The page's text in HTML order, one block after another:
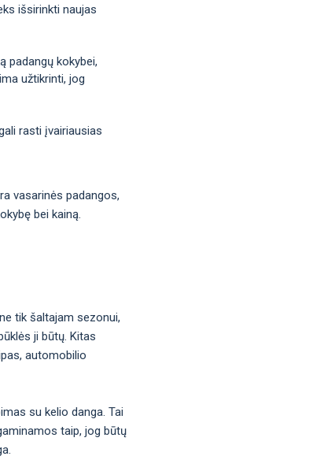
išsirinkti naujas
padangų kokybei,
užtikrinti, jog
rasti įvairiausias
vasarinės padangos,
bei kainą.
tik šaltajam sezonui,
ji būtų. Kitas
automobilio
su kelio danga. Tai
taip, jog būtų